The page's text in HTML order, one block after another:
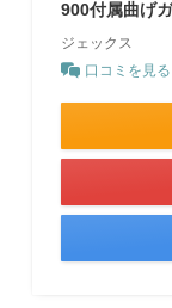
900付属曲げ
ジェックス
口コミを見る